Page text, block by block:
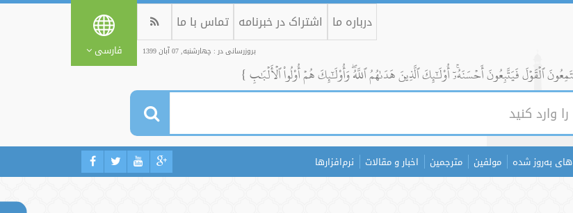
درباره ما اشتراک در خبرنامه تماس با ما
بروزرسانی در : چهارشنبه, 07 آبان 1399 فارسی
ٱلۡقَوۡلَ فَيَتَّبِعُونَ أَحۡسَنَهُۥٓۚ أُوْلَٰٓئِكَ ٱلَّذِينَ هَدَىٰهُمُ ٱللَّهُۖ وَأُوْلَٰٓئِكَ هُمۡ أُوْلُواْ ٱلۡأَلۡبَٰبِ }
به‌روز شده مولفین مترجمین اخبار و مقالات نرم‌افزارها